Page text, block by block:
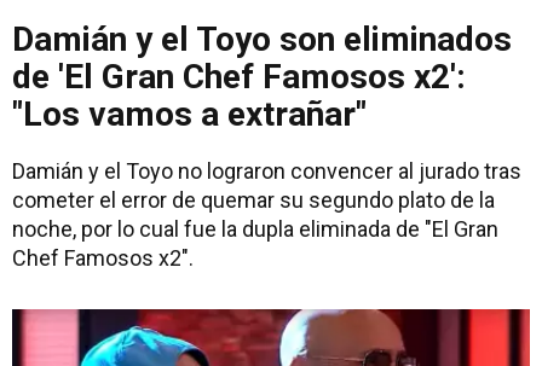
Damián y el Toyo son eliminados
de 'El Gran Chef Famosos x2':
"Los vamos a extrañar"
Damián y el Toyo no lograron convencer al jurado tras
cometer el error de quemar su segundo plato de la
noche, por lo cual fue la dupla eliminada de "El Gran
Chef Famosos x2".